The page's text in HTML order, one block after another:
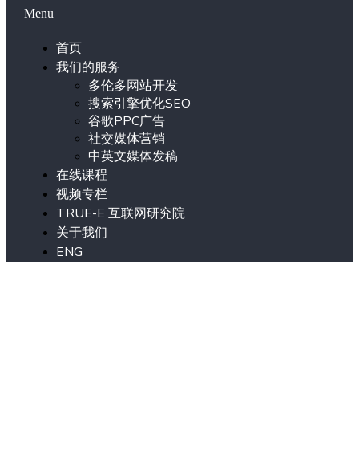
Menu
首页
我们的服务
多伦多网站开发
搜索引擎优化SEO
谷歌PPC广告
社交媒体营销
中英文媒体发稿
在线课程
视频专栏
TRUE-E 互联网研究院
关于我们
ENG